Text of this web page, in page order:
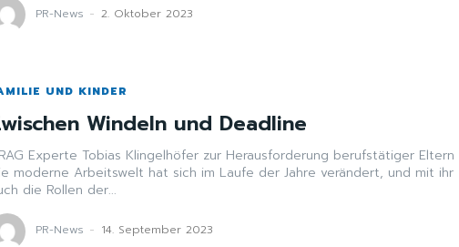
PR-News - 2. Oktober 2023
UND KINDER
Windeln und Deadline
Experte Tobias Klingelhöfer zur Herausforderung berufstätiger Eltern
moderne Arbeitswelt hat sich im Laufe der Jahre verändert, und mit ihr
die Rollen der...
PR-News - 14. September 2023